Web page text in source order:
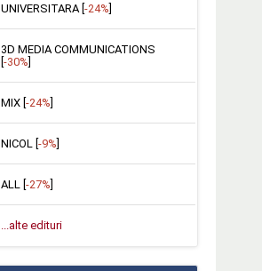
UNIVERSITARA [ -24%
3D MEDIA COMMUNICATIONS
-30%
MIX [ -24%
NICOL [ -9%
ALL [-27%]
...alte edituri